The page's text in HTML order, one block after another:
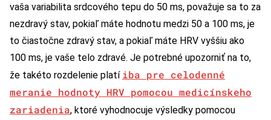
vaša variabilita srdcového tepu do 50 ms, považuje sa to za
nezdravý stav, pokiaľ máte hodnotu medzi 50 a 100 ms, je
to čiastočne zdravý stav, a pokiaľ máte HRV vyššiu ako
100 ms, je vaše telo zdravé. Je potrebné upozorniť na to,
že takéto rozdelenie platí iba pre celodenné
meranie hodnoty HRV pomocou medicínskeho
zariadenia, ktoré vyhodnocuje výsledky pomocou